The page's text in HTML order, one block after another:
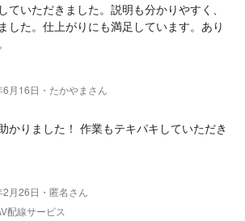
ていただきました。説明も分かりやすく、
した。仕上がりにも満足しています。あり
月16日・たかやまさん
かりました！ 作業もテキパキしていただき
月26日・匿名さん
配線サービス